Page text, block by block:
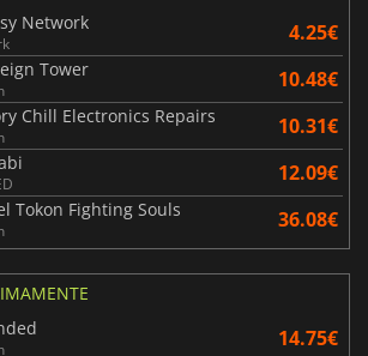
Network
4.25€
Tower 10.48€
Chill Electronics Repairs 10.31€
12.09€
Tokon Fighting Souls 36.08€
14.75€